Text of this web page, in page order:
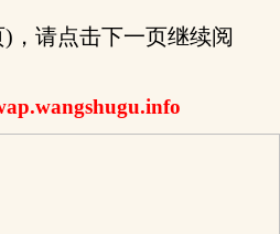
，请点击下一页继续阅